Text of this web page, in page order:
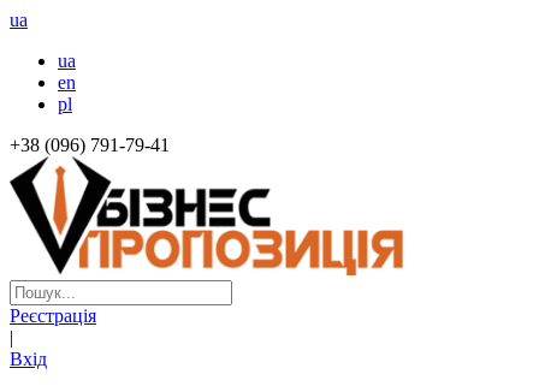
ua
ua
en
pl
+38 (096) 791-79-41
Реєстрація
|
Вхід